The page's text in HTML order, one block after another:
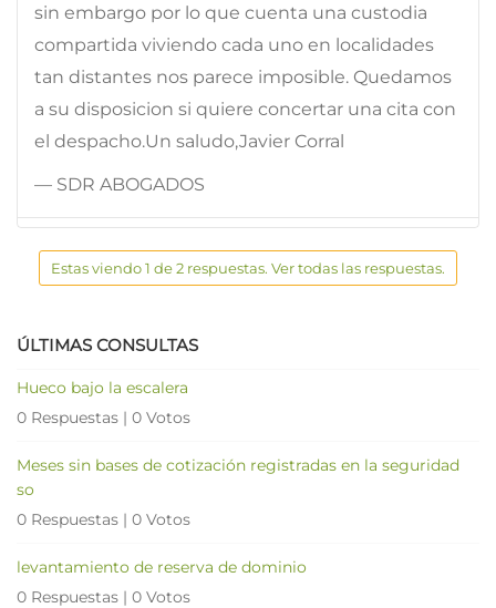
sin embargo por lo que cuenta una custodia
compartida viviendo cada uno en localidades
tan distantes nos parece imposible. Quedamos
a su disposicion si quiere concertar una cita con
el despacho.Un saludo,Javier Corral
— SDR ABOGADOS
Estas viendo 1 de 2 respuestas. Ver todas las respuestas.
ÚLTIMAS CONSULTAS
Hueco bajo la escalera
0 Respuestas | 0 Votos
Meses sin bases de cotización registradas en la seguridad
so
0 Respuestas | 0 Votos
levantamiento de reserva de dominio
0 Respuestas | 0 Votos